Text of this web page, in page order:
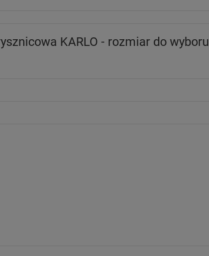
KARLO - rozmiar do wyboru